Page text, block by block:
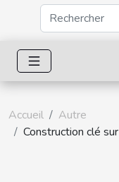
Accueil
Autre
Construction clé